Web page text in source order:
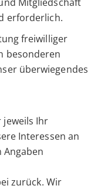
erforderlich.
freiwilliger
besonderen
überwiegendes
jeweils Ihr
Interessen an
zurück. Wir